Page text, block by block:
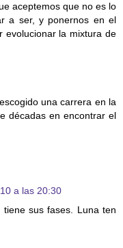
aceptemos que no es lo
a ser, y ponernos en el
evolucionar la mixtura de
una carrera en la
décadas en encontrar el
a las 20:30
sus fases. Luna ten